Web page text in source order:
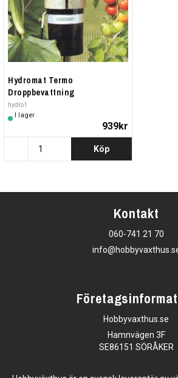
Hydromat Termo
Droppbevattning
hydro1
I lager
939kr
Köp
Kontakt
060-741 21 70
Hobbyvaxthus.se
Hamnvägen 3F
SE86151 SÖRÅKER